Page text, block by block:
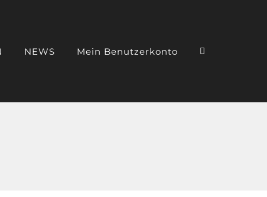
NEWS Mein Benutzerkonto